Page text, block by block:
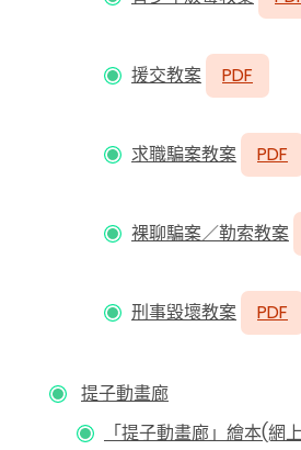
援交教案 PDF
求職騙案教案 PDF
裸聊騙案／勒索教案
刑事毀壞教案 PDF
提子動畫廊
「提子動畫廊」繪本(網